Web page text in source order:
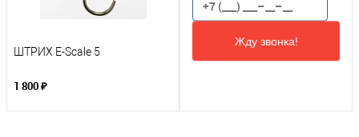
ШТРИХ E-Scale 5
1 800 ₽
Жду звонка!